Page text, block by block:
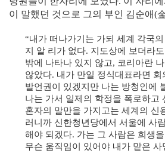
이 말했던 것으로 그의 부인 김순애(
“내가 떠나가기는 가되 세계 각국
지 알 리가 없다. 지도상에 보더라
밖에 나타나 있지 않고, 코리아란
않았다. 내가 만일 정식대표라면
발언권이 있겠지만 나는 방청인에
나는 가서 일제의 학정을 폭로하고
혼자의 말만을 가지고는 세계의 신
러니까 신한청년당에서 서울에 사
해야 되겠다. 가는 그 사람은 희생
무슨 움직임이 있어야 내가 맡은